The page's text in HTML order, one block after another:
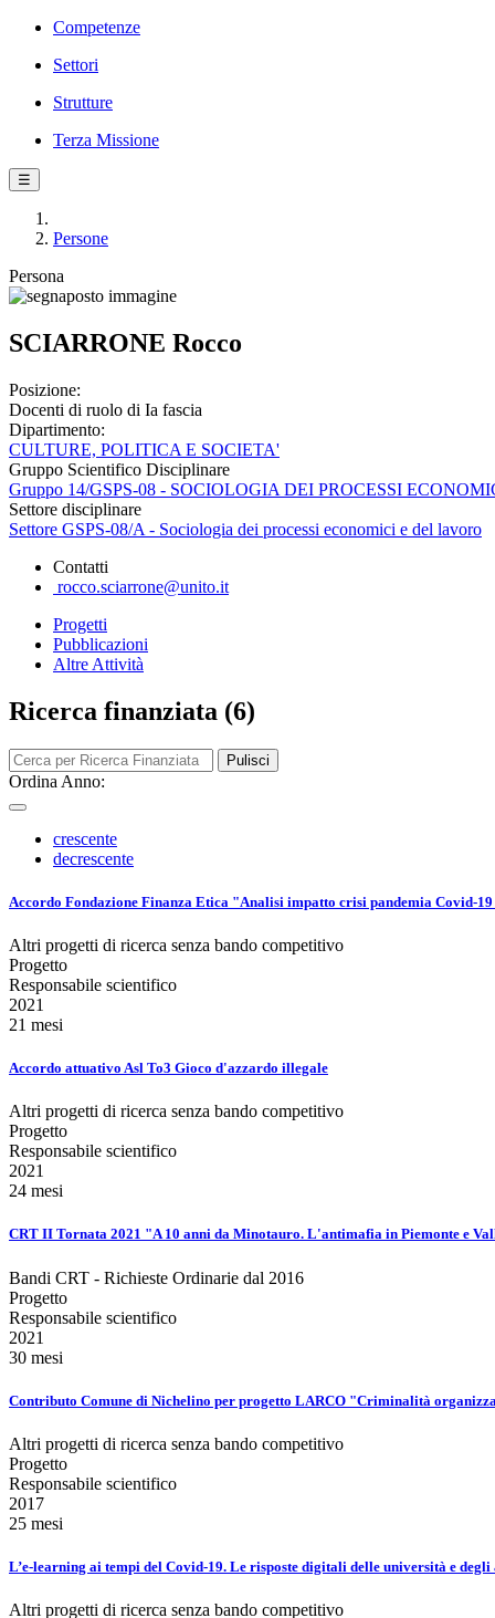
Competenze
Settori
Strutture
Terza Missione
☰
Persone
Persona
SCIARRONE Rocco
Posizione:
Docenti di ruolo di Ia fascia
Dipartimento:
CULTURE, POLITICA E SOCIETA'
Gruppo Scientifico Disciplinare
Gruppo 14/GSPS-08 - SOCIOLOGIA DEI PROCESSI
Settore disciplinare
Settore GSPS-08/A - Sociologia dei processi economici e del lavoro
Contatti
rocco.sciarrone@unito.it
Progetti
Pubblicazioni
Altre Attività
Ricerca finanziata (6)
Pulisci
Ordina Anno:
crescente
decrescente
Accordo Fondazione Finanza Etica "Analisi impatto crisi pandemia Covid-
Altri progetti di ricerca senza bando competitivo
Progetto
Responsabile scientifico
2021
21 mesi
Accordo attuativo Asl To3 Gioco d'azzardo illegale
Altri progetti di ricerca senza bando competitivo
Progetto
Responsabile scientifico
2021
24 mesi
CRT II Tornata 2021 "A 10 anni da Minotauro. L'antimafia in Piemonte e
Bandi CRT - Richieste Ordinarie dal 2016
Progetto
Responsabile scientifico
2021
30 mesi
Contributo Comune di Nichelino per progetto LARCO "Criminalità
Altri progetti di ricerca senza bando competitivo
Progetto
Responsabile scientifico
2017
25 mesi
L’e-learning ai tempi del Covid-19. Le risposte digitali delle università e
Altri progetti di ricerca senza bando competitivo